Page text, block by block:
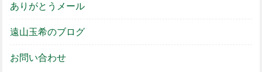
ありがとうメール
遠山玉希のブログ
お問い合わせ